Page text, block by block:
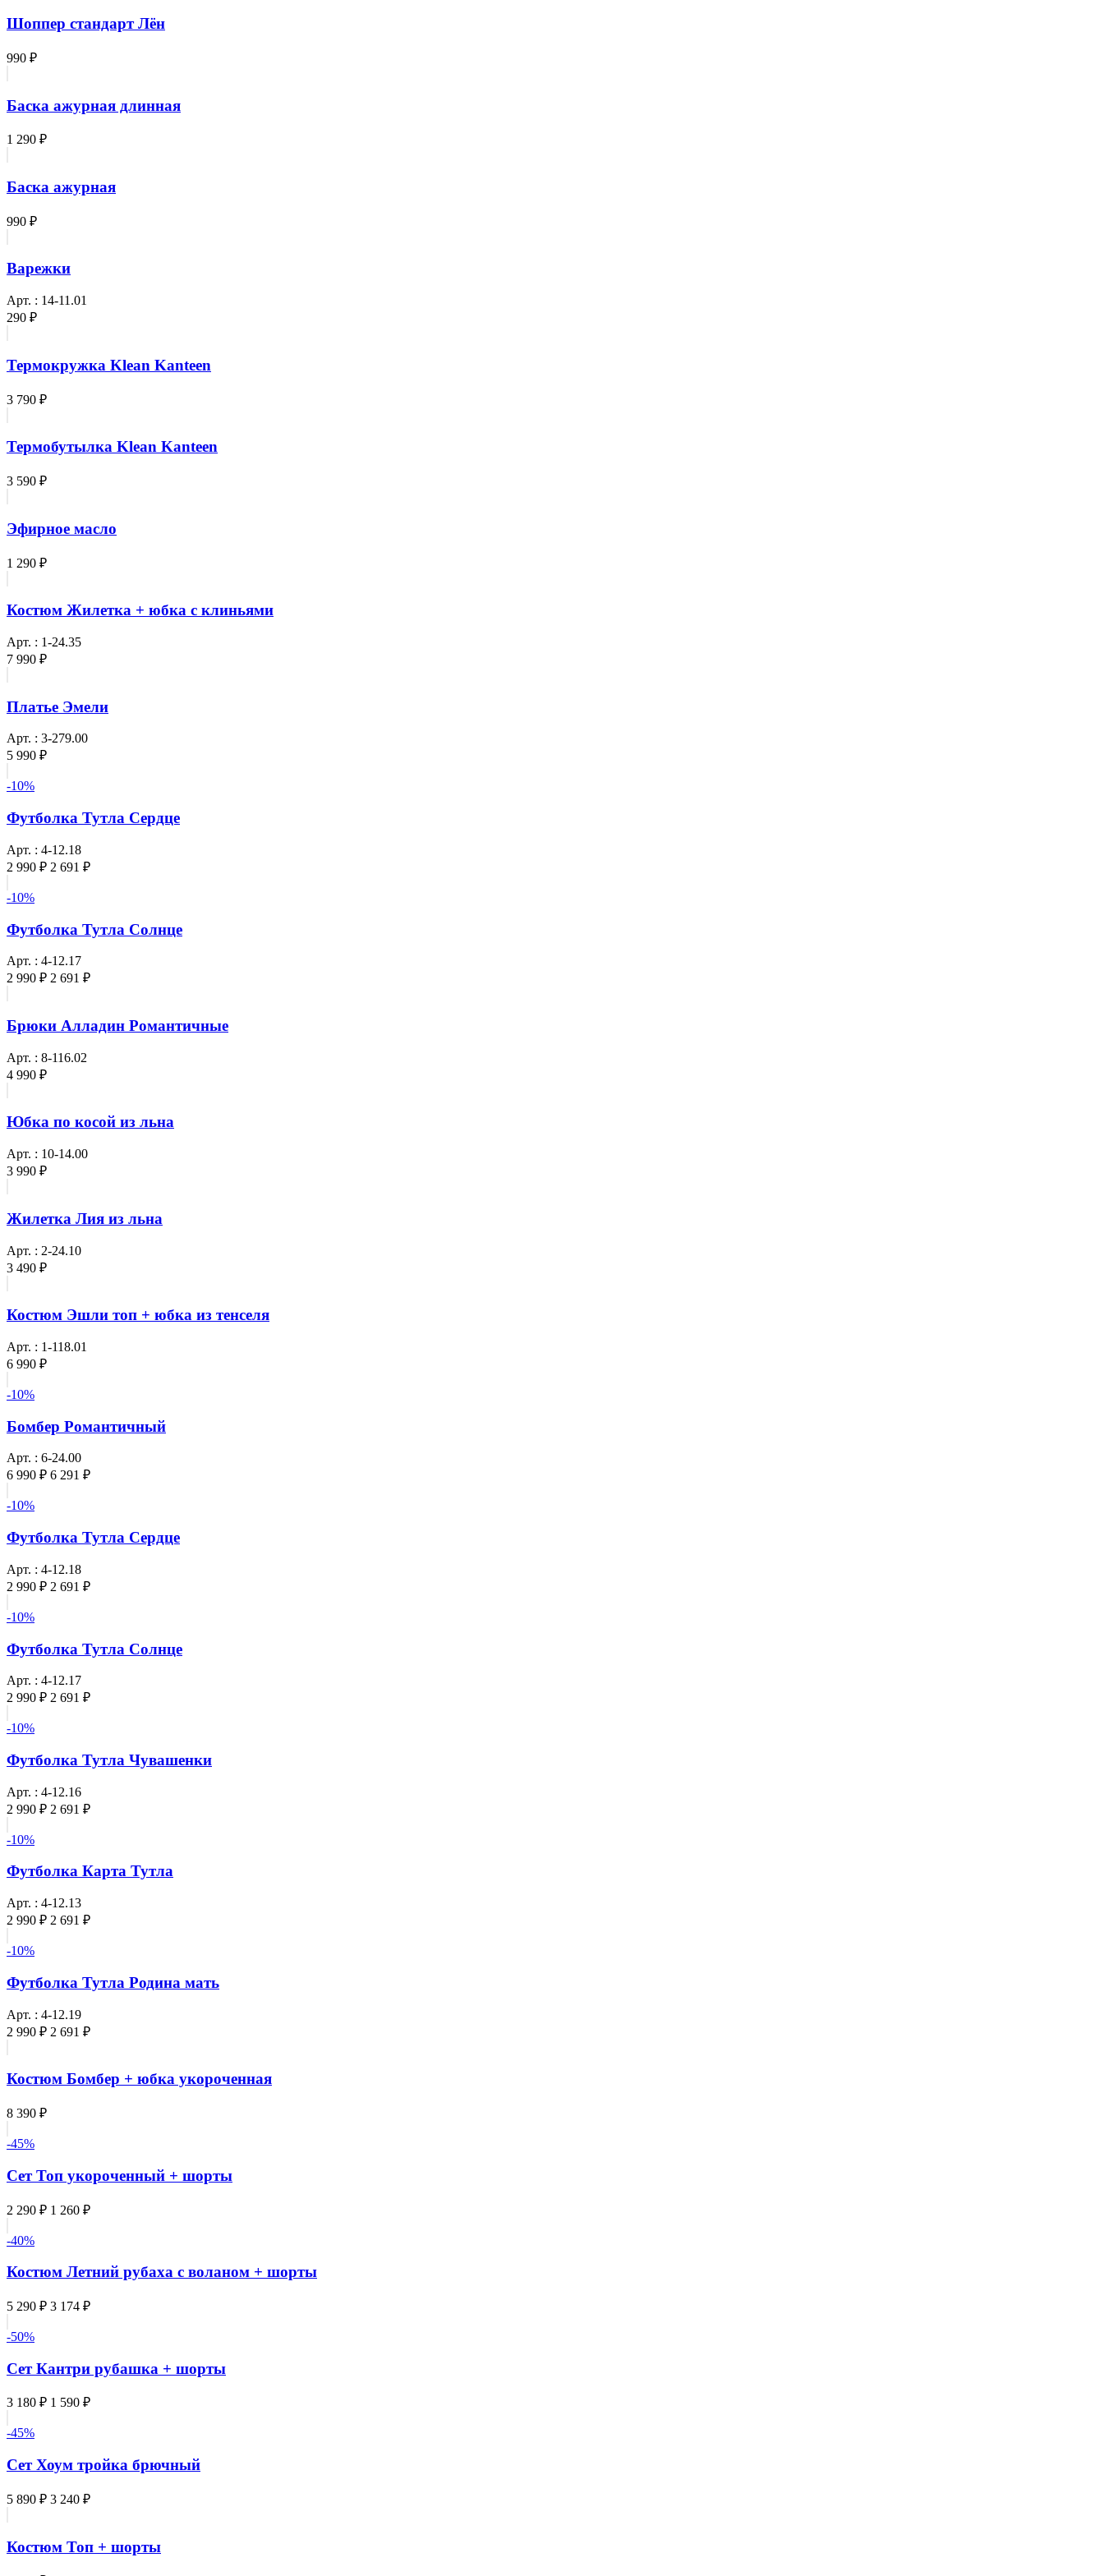
Шоппер стандарт Лён
990 ₽
Баска ажурная длинная
1 290 ₽
Баска ажурная
990 ₽
Варежки
Арт. : 14-11.01
290 ₽
Термокружка Klean Kanteen
3 790 ₽
Термобутылка Klean Kanteen
3 590 ₽
Эфирное масло
1 290 ₽
Костюм Жилетка + юбка с клиньями
Арт. : 1-24.35
7 990 ₽
Платье Эмели
Арт. : 3-279.00
5 990 ₽
-10%
Футболка Тутла Сердце
Арт. : 4-12.18
2 990 ₽ 2 691 ₽
-10%
Футболка Тутла Солнце
Арт. : 4-12.17
2 990 ₽ 2 691 ₽
Брюки Алладин Романтичные
Арт. : 8-116.02
4 990 ₽
Юбка по косой из льна
Арт. : 10-14.00
3 990 ₽
Жилетка Лия из льна
Арт. : 2-24.10
3 490 ₽
Костюм Эшли топ + юбка из тенселя
Арт. : 1-118.01
6 990 ₽
-10%
Бомбер Романтичный
Арт. : 6-24.00
6 990 ₽ 6 291 ₽
-10%
Футболка Тутла Сердце
Арт. : 4-12.18
2 990 ₽ 2 691 ₽
-10%
Футболка Тутла Солнце
Арт. : 4-12.17
2 990 ₽ 2 691 ₽
-10%
Футболка Тутла Чувашенки
Арт. : 4-12.16
2 990 ₽ 2 691 ₽
-10%
Футболка Карта Тутла
Арт. : 4-12.13
2 990 ₽ 2 691 ₽
-10%
Футболка Тутла Родина мать
Арт. : 4-12.19
2 990 ₽ 2 691 ₽
Костюм Бомбер + юбка укороченная
8 390 ₽
-45%
Сет Топ укороченный + шорты
2 290 ₽ 1 260 ₽
-40%
Костюм Летний рубаха с воланом + шорты
5 290 ₽ 3 174 ₽
-50%
Сет Кантри рубашка + шорты
3 180 ₽ 1 590 ₽
-45%
Сет Хоум тройка брючный
5 890 ₽ 3 240 ₽
Костюм Топ + шорты